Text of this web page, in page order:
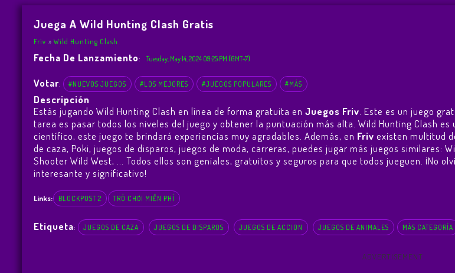
Juega A Wild Hunting Clash Gratis
Friv Wild Hunting Clash
Fecha De Lanzamiento: Tuesday, May 14, 2024 09:25 PM (GMT+7)
Votar: #NUEVOS JUEGOS #LOS MEJORES #JUEGOS POPULARES #MÁS
Descripción
Estás jugando Wild Hunting Clash en línea de forma gratuita en Juegos Friv . Este es un juego
tarea es pasar todos los niveles del juego y obtener la puntuación más alta. Wild Hunting Clash
científico, este juego te brindará experiencias muy agradables. Además, en Friv existen multitud
de caza, Poki, juegos de disparos, juegos de moda, carreras, puedes jugar más juegos similares:
Shooter Wild West, ... Todos ellos son geniales, gratuitos y seguros para que todos jueguen. ¡No
interesante y significativo!
Links: BLOCKPOST 2 TRÒ CHƠI MIỄN PHÍ
Etiqueta: JUEGOS DE CAZA JUEGOS DE DISPAROS JUEGOS DE ACCION JUEGOS DE ANIMALES MÁS CATEGORÍA
ADVERTISEMENT